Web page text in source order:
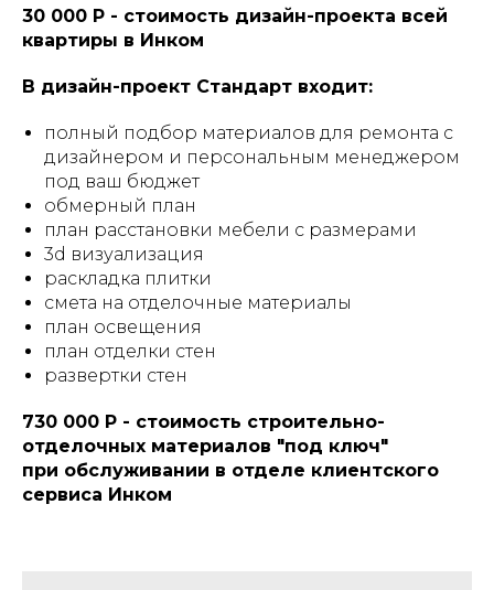
30 000 Р - стоимость дизайн-проекта всей
квартиры в Инком
В дизайн-проект Стандарт входит:
полный подбор материалов для ремонта с
дизайнером и персональным менеджером
под ваш бюджет
обмерный план
план расстановки мебели с размерами
3d визуализация
раскладка плитки
смета на отделочные материалы
план освещения
план отделки стен
развертки стен
730 000 Р - стоимость строительно-
отделочных материалов "под ключ"
при обслуживании в отделе клиентского
сервиса Инком